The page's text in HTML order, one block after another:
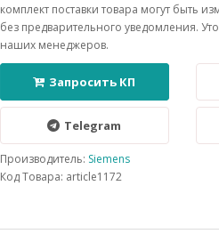
комплект поставки товара могут быть
без предварительного уведомления.
наших менеджеров.
Запросить КП
Telegram
Производитель: Siemens
Код Товара: article1172